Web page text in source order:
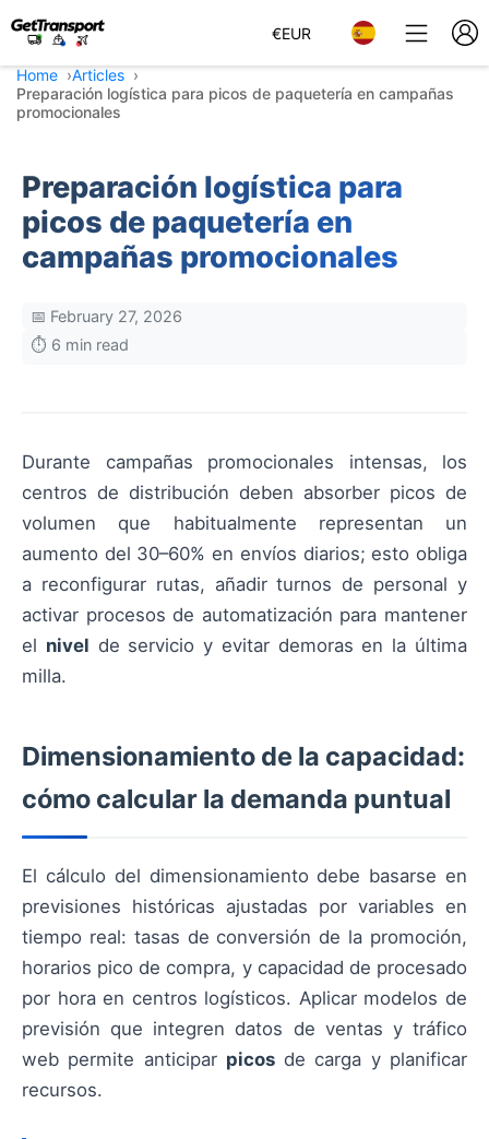
€EUR
Home
Articles
Preparación logística para picos de paquetería en campañas
promocionales
Preparación logística para
picos de paquetería en
campañas promocionales
📅 February 27, 2026
⏱️ 6 min read
Durante campañas promocionales intensas, los
centros de distribución deben absorber picos de
volumen que habitualmente representan un
aumento del 30–60% en envíos diarios; esto obliga
a reconfigurar rutas, añadir turnos de personal y
activar procesos de automatización para mantener
el nivel de servicio y evitar demoras en la última
milla.
Dimensionamiento de la capacidad:
cómo calcular la demanda puntual
El cálculo del dimensionamiento debe basarse en
previsiones históricas ajustadas por variables en
tiempo real: tasas de conversión de la promoción,
horarios pico de compra, y capacidad de procesado
por hora en centros logísticos. Aplicar modelos de
previsión que integren datos de ventas y tráfico
web permite anticipar picosde carga y planificar
recursos.